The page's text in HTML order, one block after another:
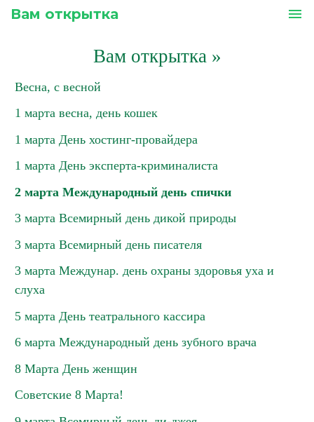
Вам открытка menu
Вам открытка»
Весна, с весной
1 марта весна, день кошек
1 марта День хостинг-провайдера
1 марта День эксперта-криминалиста
2 марта Международный день спички
3 марта Всемирный день дикой природы
3 марта Всемирный день писателя
3 марта Междунар. день охраны здоровья уха и
слуха
5 марта День театрального кассира
6 марта Международный день зубного врача
8 Марта День женщин
Советские 8 Марта!